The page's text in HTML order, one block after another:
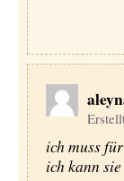
ich muss
ich kann